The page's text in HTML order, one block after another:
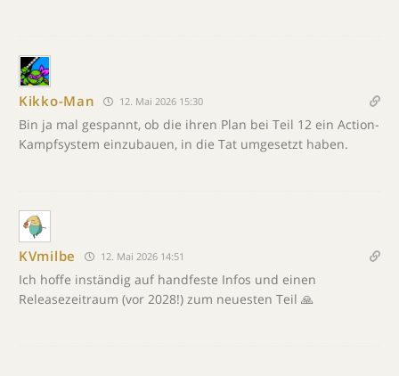
Kikko-Man 12. Mai 2026 15:30
Bin ja mal gespannt, ob die ihren Plan bei Teil 12 ein Action-
Kampfsystem einzubauen, in die Tat umgesetzt haben.
KVmilbe 12. Mai 2026 14:51
Ich hoffe inständig auf handfeste Infos und einen
Releasezeitraum (vor 2028!) zum neuesten Teil 🙏